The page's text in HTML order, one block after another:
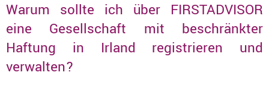
Warum sollte ich über FIRSTADVISOR
eine Gesellschaft mit beschränkter
Haftung in Irland registrieren und
verwalten?